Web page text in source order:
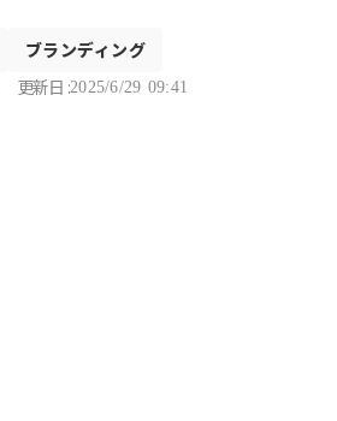
ブランディング
更新日 :2025/6/29 09:41